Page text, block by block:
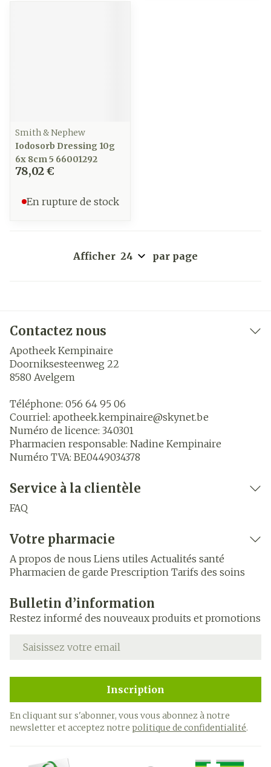
Smith & Nephew
Iodosorb Dressing 10g
6x 8cm 5 66001292
78,02 €
En rupture de stock
Afficher par page
Contactez nous
Apotheek Kempinaire
Doorniksesteenweg 22
8580 Avelgem
Téléphone: 056 64 95 06
Courriel: apotheek.kempinaire@skynet.be
Numéro de licence: 340301
Pharmacien responsable: Nadine Kempinaire
Numéro TVA: BE0449034378
Service à la clientèle
FAQ
Votre pharmacie
A propos de nous Liens utiles Actualités santé
Pharmacien de garde Prescription Tarifs des soins
Bulletin d’information
Restez informé des nouveaux produits et promotions
Adresse mail
Inscription
En cliquant sur s'abonner, vous vous abonnez à notre
newsletter et acceptez notre politique de confidentialité.